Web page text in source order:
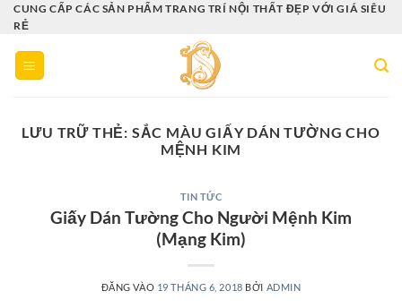
Bỏ
qua
nội
dung
CUNG CẤP CÁC SẢN PHẨM TRANG TRÍ NỘI THẤT ĐẸP VỚI GIÁ SIÊU
RẺ
LƯU TRỮ THẺ: SẮC MÀU GIẤY DÁN TƯỜNG CHO
MỆNH KIM
TIN TỨC
Giấy Dán Tường Cho Người Mệnh Kim
(Mạng Kim)
ĐĂNG VÀO 19 THÁNG 6, 2018 BỞI ADMIN